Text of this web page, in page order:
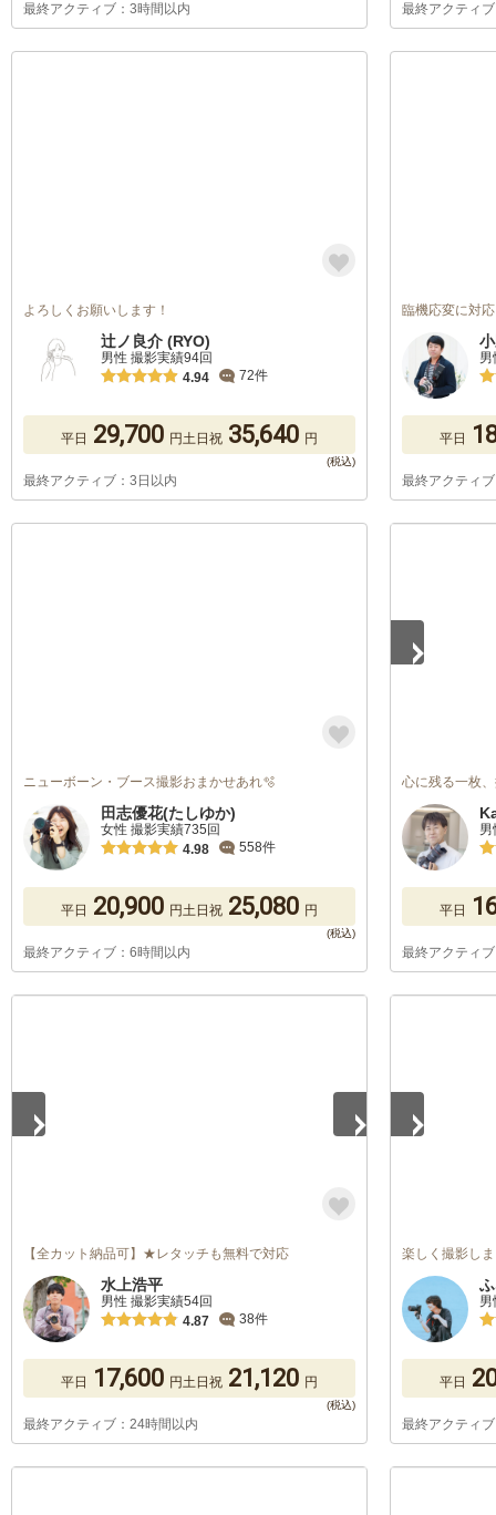
最終アクティブ：3時間以内 最終アクティ
よろしくお願いします！
辻ノ良介 (RYO)
男性 撮影実績94回
4.94
72件
平日 29,700 円土日祝 35,640 円
最終アクティブ：3日以内
臨機応変に対
平日
最終アクティ
ニューボーン・ブース撮影おまかせあれ🫧
田志優花(たしゆか)
女性 撮影実績735回
4.98
558件
平日 20,900 円土日祝 25,080 円
最終アクティブ：6時間以内
心に残る一枚
平日
最終アクティ
【全カット納品可】★レタッチも無料で対応
水上浩平
男性 撮影実績54回
4.87
38件
平日 17,600 円土日祝 21,120 円
最終アクティブ：24時間以内
楽しく撮影し
平日
最終アクティ